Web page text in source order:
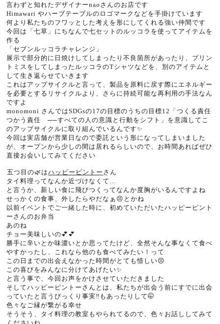
言わずと知れたデザイナーnaoさんのお店です
Himawari やハーブテーブルのロゴマークなどを手掛けています
何より私たちのフワッとした考えを形にしてくれる強い仲間です
今回は「七草」にちなんで七セットのルッコラを使ってアイテムを
作る
「セブンルッコラチャレンジ」
展示で部分的に日焼けしてしまったり不良箇所があったり、プリン
トミスをしてしまったルッコラのTシャツなどを、別のアイテムと
して生き返らせていきます
これはアップサイクルと言って、製品を原料に戻す際にエネルギー
を必要とするリサイクルより、さらに持続可能な再利用の手法なん
ですよ
monomoni さんではSDGsの17の目標のうちの目標12「つくる責任
つかう責任 ──すべての人の意識と行動をシフト」を意識してこ
のアップサイクルに取り組んでいるんです✨
今回は実店舗が営業日なので委託という形になってしまいました
が、オープンから少しの間は居れるらしいので、お時間あればぜひ
直接お会いしてみてください
⁡五つ目の🌿はハッピーピントー さん
タイ料理ってなんか近づけなくて…
と言うか、新しい食に飛びつくってなんか度胸がいるんですよね
せっかくの食事、外したらやだなぁ😣とかね
以前イベントでご一緒した時に、初めていただいたハッピーピント
ーさんのお弁当
あのね
チョー美味しいの💕💕
勝手に辛いとか味濃いとか思ってたけど、全然そんな事なくて食べ
やすかったし、これなら他のも食べてみたい！って
この日までの出会えなかった時間がとても惜しい😣
この喜びをみんなに分けてあげたい✨
と言う事で、今回お声をかけさせていただきました
そしてハッピーピントーさんとは、私たちが出会う前にすでに出会
っていたと言うびっくり事実‼️もあったりして🤭
色々なご縁が繋がる幸せ
そうそう、タイ料理の教室もやられてるので、色々お話ししてみて